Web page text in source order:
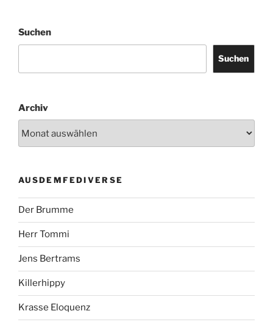
Suchen
Suchen
Archiv
AUSDEMFEDIVERSE
Der Brumme
Herr Tommi
Jens Bertrams
Killerhippy
Krasse Eloquenz